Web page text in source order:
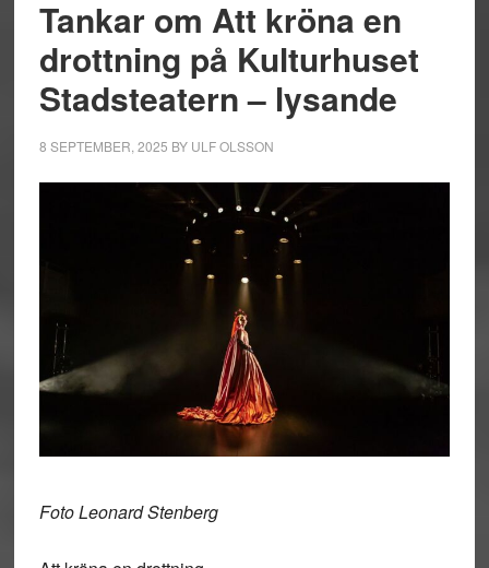
Tankar om Att kröna en
drottning på Kulturhuset
Stadsteatern – lysande
8 SEPTEMBER, 2025 BY ULF OLSSON
Foto Leonard Stenberg